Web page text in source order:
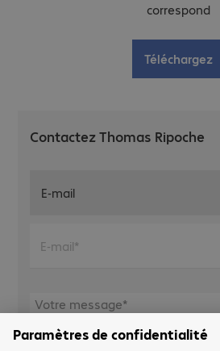
correspond
Téléchargez
Contactez Thomas Ripoche